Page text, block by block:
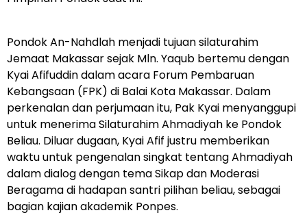
Pondok An-Nahdlah menjadi tujuan silaturahim
Jemaat Makassar sejak Mln. Yaqub bertemu dengan
Kyai Afifuddin dalam acara Forum Pembaruan
Kebangsaan (FPK) di Balai Kota Makassar. Dalam
perkenalan dan perjumaan itu, Pak Kyai menyanggupi
untuk menerima Silaturahim Ahmadiyah ke Pondok
Beliau. Diluar dugaan, Kyai Afif justru memberikan
waktu untuk pengenalan singkat tentang Ahmadiyah
dalam dialog dengan tema Sikap dan Moderasi
Beragama di hadapan santri pilihan beliau, sebagai
bagian kajian akademik Ponpes.